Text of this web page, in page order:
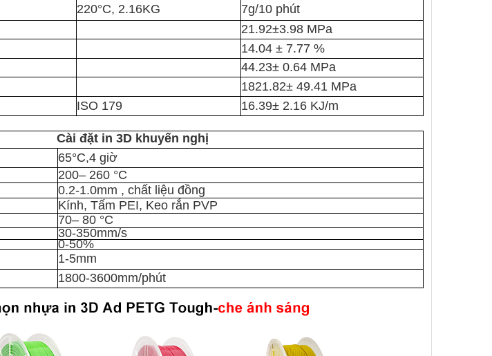
220°C, 2.16KG
7g/10 phút
21.92±3.98 MPa
14.04 ± 7.77 %
44.23± 0.64 MPa
1821.82± 49.41 MPa
ISO 179 16.39± 2.16 KJ/m
Cài đặt in 3D khuyến nghị
65°C,4 giờ
200– 260 °C
0.2-1.0mm , chất liệu đồng
Kính, Tấm PEI, Keo rắn PVP
70– 80 °C
30-350mm/s
0-50%
1-5mm
1800-3600mm/phút